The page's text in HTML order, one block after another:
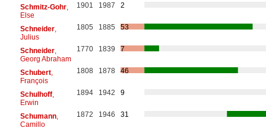
Schmitz-Gohr,
Else
1901 1987 2
Schneider,
Julius
1805 1885 53
Schneider,
Georg Abraham
1770 1839 7
Schubert,
François
1808 1878 46
Schulhoff,
Erwin
1894 1942 9
Schumann,
Camillo
1872 1946 31